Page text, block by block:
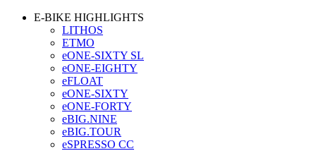
E-BIKE HIGHLIGHTS
LITHOS
ETMO
eONE-SIXTY SL
eONE-EIGHTY
eFLOAT
eONE-SIXTY
eONE-FORTY
eBIG.NINE
eBIG.TOUR
eSPRESSO CC